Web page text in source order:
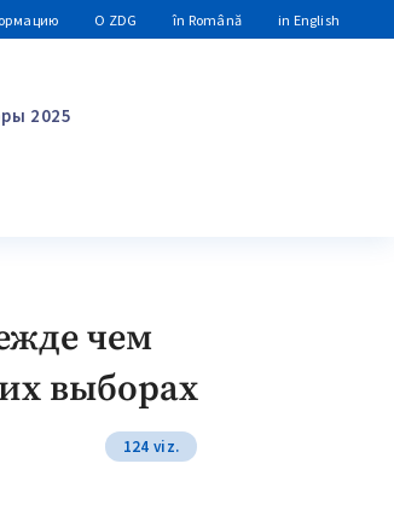
О ZDG în Română in English
2025
чем
выборах
124 viz.